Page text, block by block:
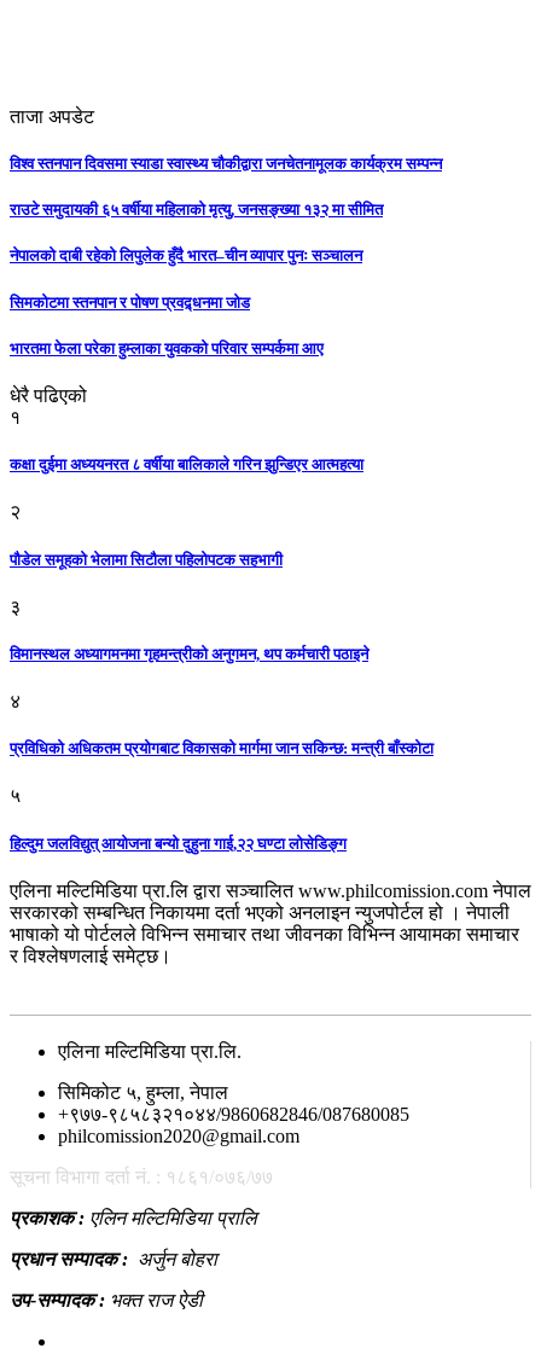
ताजा अपडेट
विश्व स्तनपान दिवसमा स्याडा स्वास्थ्य चौकीद्वारा जनचेतनामूलक कार्यक्रम सम्पन्न
राउटे समुदायकी ६५ वर्षीया महिलाको मृत्यु, जनसङ्ख्या १३२ मा सीमित
नेपालको दाबी रहेको लिपुलेक हुँदै भारत–चीन व्यापार पुनः सञ्चालन
सिमकोटमा स्तनपान र पोषण प्रवद्र्धनमा जोड
भारतमा फेला परेका हुम्लाका युवकको परिवार सम्पर्कमा आए
धेरै पढिएको
१
कक्षा दुईमा अध्ययनरत ८ वर्षीया बालिकाले गरिन झुन्डिएर आत्महत्या
२
पौडेल समूहको भेलामा सिटौला पहिलोपटक सहभागी
३
विमानस्थल अध्यागमनमा गृहमन्त्रीको अनुगमन, थप कर्मचारी पठाइने
४
प्रविधिको अधिकतम प्रयोगबाट विकासको मार्गमा जान सकिन्छ: मन्त्री बाँस्कोटा
५
हिल्दुम जलविद्युत् आयोजना बन्यो दुहुना गाई,२२ घण्टा लोसेडिङ्ग
एलिना मल्टिमिडिया प्रा.लि द्वारा सञ्चालित www.philcomission.com नेपाल
सरकारको सम्बन्धित निकायमा दर्ता भएको अनलाइन न्युजपोर्टल हो । नेपाली
भाषाको यो पोर्टलले विभिन्न समाचार तथा जीवनका विभिन्न आयामका समाचार
र विश्लेषणलाई समेट्छ।
एलिना मल्टिमिडिया प्रा.लि.
सिमिकोट ५, हुम्ला, नेपाल
+९७७-९८५८३२१०४४/9860682846/087680085
philcomission2020@gmail.com
सूचना विभागा दर्ता नं. : १८६१/०७६/७७
प्रकाशक : एलिन मल्टिमिडिया प्रालि
प्रधान सम्पादक : अर्जुन बोहरा
उप-सम्पादक : भक्त राज ऐडी